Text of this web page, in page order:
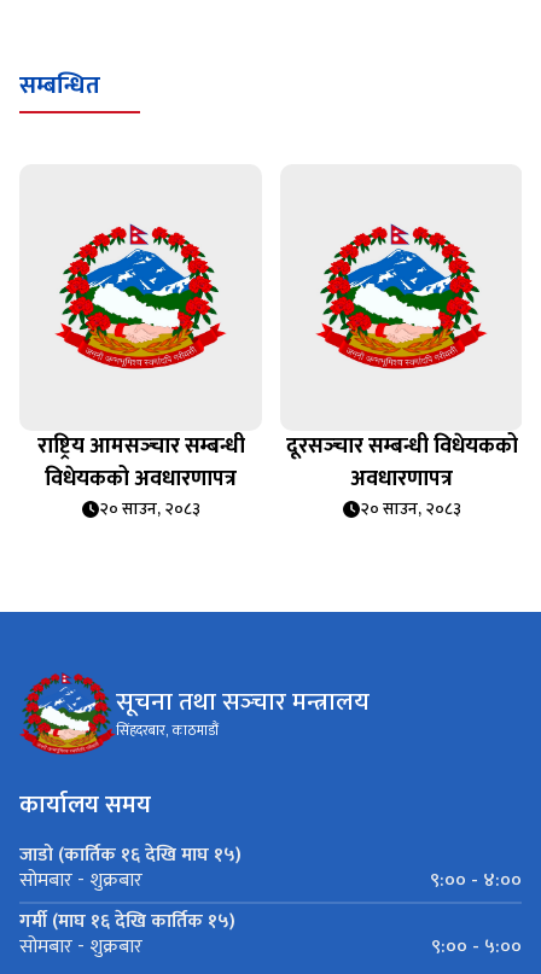
सम्बन्धित
राष्ट्रिय आमसञ्‍चार सम्बन्धी
विधेयकको अवधारणापत्र
२० साउन, २०८३
दूरसञ्‍चार सम्बन्धी विधेयकको
अवधारणापत्र
२० साउन, २०८३
सूचना तथा सञ्‍चार मन्त्रालय
सिंहदरबार, काठमाडौं
कार्यालय समय
जाडो (कार्तिक १६ देखि माघ १५)
सोमबार - शुक्रबार
९:०० - ४:००
गर्मी (माघ १६ देखि कार्तिक १५)
सोमबार - शुक्रबार ९:०० - ५:००